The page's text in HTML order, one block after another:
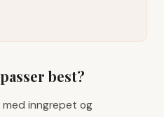
best?
med inngrepet og